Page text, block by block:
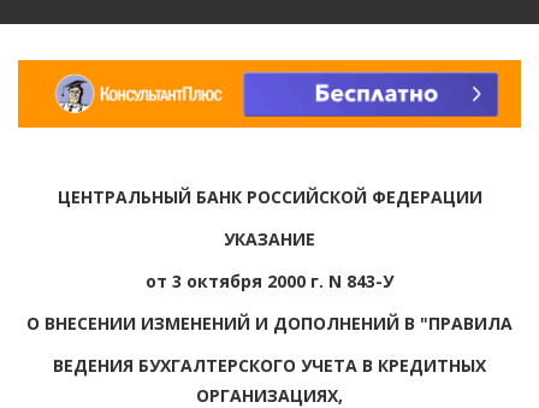
ЦЕНТРАЛЬНЫЙ БАНК РОССИЙСКОЙ ФЕДЕРАЦИИ
УКАЗАНИЕ
от 3 октября 2000 г. N 843-У
О ВНЕСЕНИИ ИЗМЕНЕНИЙ И ДОПОЛНЕНИЙ В "ПРАВИЛА
ВЕДЕНИЯ БУХГАЛТЕРСКОГО УЧЕТА В КРЕДИТНЫХ
ОРГАНИЗАЦИЯХ,